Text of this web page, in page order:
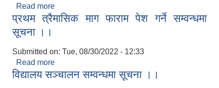
Read more
वातावरणीय अध्ययन प्रतिवेदन तयारि सम्वन्धी सूचना ।।
प्रथम त्रैमासिक माग फाराम पेश गर्ने सम्वन्धमा
सूचना ।।
Submitted on: Tue, 08/30/2022 - 12:33
Read more
।।
विद्यालय सञ्चालन सम्वन्धमा सूचना ।।